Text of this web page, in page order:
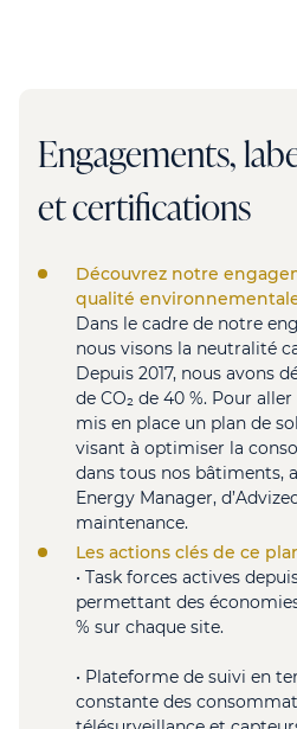
Engagements,
et certifications
Découvrez notre
qualité
Dans le cadre de notre
nous visons la neutralité
Depuis 2017, nous avons
de CO₂ de 40 %. Pour
mis en place un plan de
visant à optimiser la
dans tous nos bâtiments,
Energy Manager,
maintenance.
Les actions clés de ce
• Task forces actives
permettant des économies
% sur chaque site.
• Plateforme de suivi en
constante des